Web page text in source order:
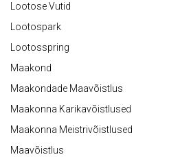
Lootose Vutid
Lootospark
Lootosspring
Maakond
Maakondade Maavõistlus
Maakonna Karikavõistlused
Maakonna Meistrivõistlused
Maavõistlus